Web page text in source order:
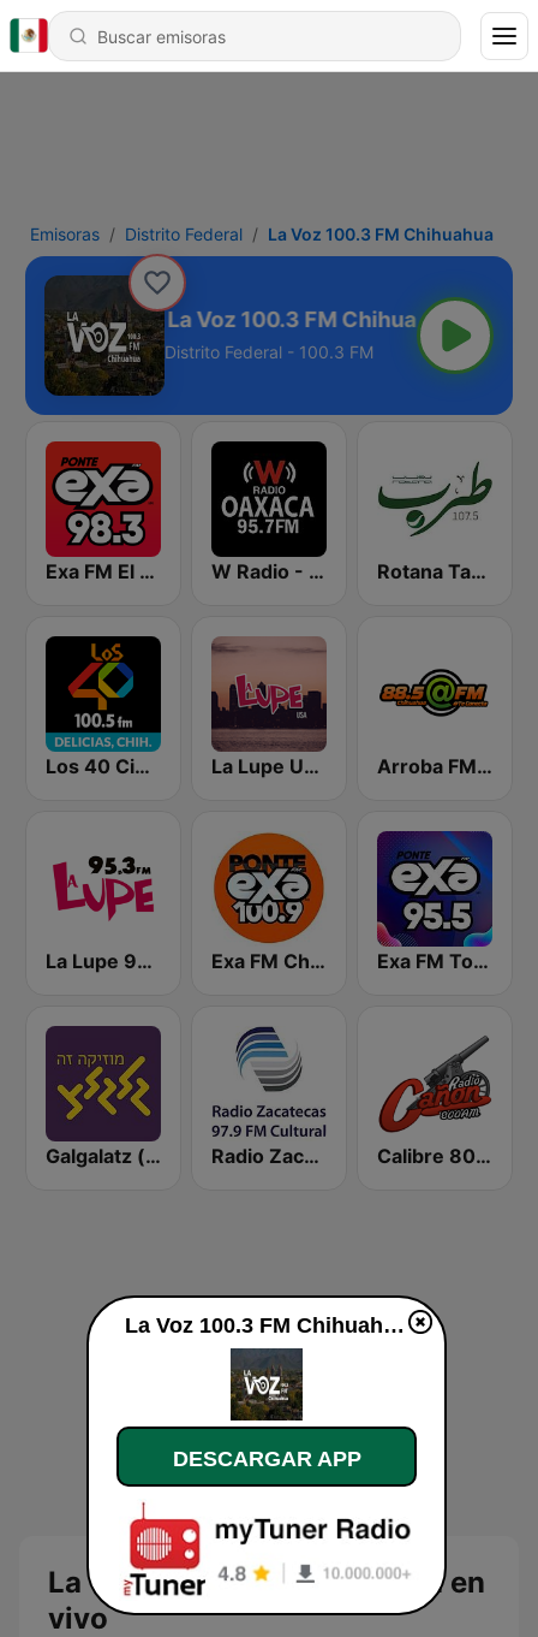
Emisoras Distrito Federal La Voz 100.3 FM Chihuahua
La Voz 100.3 FM Chihuahua
Distrito Federal - 100.3 FM
Exa FM El Paso W Radio - Oaxaca Rotana Tarab Jordan ( راديو روتانا طرب الاردن)
Los 40 Ciudad Delicias La Lupe USA Arroba FM Chihuahua
La Lupe 95.3 FM Exa FM Chihuahua Exa FM Torreón
Galgalatz (גלגלצ רדיו) Radio Zacatecas Calibre 800 Radio
La Voz 100.3 FM Chihuahua en
vivo
La Voz 100.3 FM Chihuahua en vivo
DESCARGAR APP